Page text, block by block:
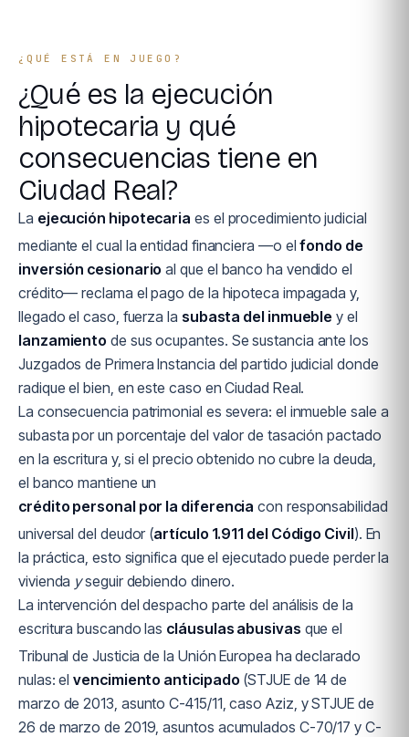
¿QUÉ ESTÁ EN JUEGO?
¿Qué es la ejecución
hipotecaria y qué
consecuencias tiene en
Ciudad Real?
La ejecución hipotecaria es el procedimiento judicial
mediante el cual la entidad financiera —o elfondo de
inversión cesionario al que el banco ha vendido el
crédito— reclama el pago de la hipoteca impagada y,
llegado el caso, fuerza la subasta del inmueble y el
lanzamiento de sus ocupantes. Se sustancia ante los
Juzgados de Primera Instancia del partido judicial donde
radique el bien, en este caso en Ciudad Real.
La consecuencia patrimonial es severa: el inmueble sale a
subasta por un porcentaje del valor de tasación pactado
en la escritura y, si el precio obtenido no cubre la deuda,
el banco mantiene un
crédito personal por la diferencia con responsabilidad
universal del deudor (artículo 1.911 del Código Civil). En
la práctica, esto significa que el ejecutado puede perder la
vivienda yseguir debiendo dinero.
La intervención del despacho parte del análisis de la
escritura buscando las cláusulas abusivas que el
Tribunal de Justicia de la Unión Europea ha declarado
nulas: elvencimiento anticipado (STJUE de 14 de
marzo de 2013, asunto C-415/11, caso Aziz, y STJUE de
26 de marzo de 2019, asuntos acumulados C-70/17 y C-